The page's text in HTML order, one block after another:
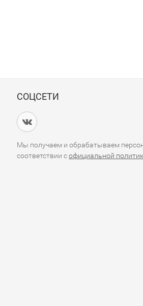
СОЦСЕТИ
Мы получаем и обрабатываем
соответствии софициальной